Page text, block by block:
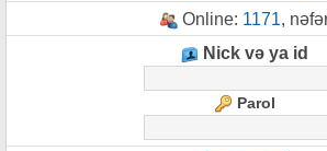
Online: 1171,
Nick və ya id
Parol